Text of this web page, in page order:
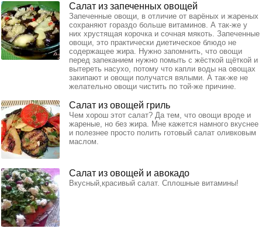
Салат из запеченных овощей
Запеченные овощи, в отличие от варёных и жареных
сохраняют гораздо больше витаминов. А так-же у
них хрустящая корочка и сочная мякоть. Запеченные
овощи, это практически диетическое блюдо не
содержащее жира. Нужно запомнить, что овощи
перед запеканием нужно помыть с жёсткой щёткой и
вытереть насухо, потому что капли воды на овощах
закипают и овощи получатся вялыми. А так-же не
желательно овощи чистить по той-же причине.
Салат из овощей гриль
Чем хорош этот салат? Да тем, что овощи вроде и
жареные, но без жира. Мне кажется намного вкуснее
и полезнее просто полить готовый салат оливковым
маслом.
Салат из овощей и авокадо
Вкусный,красивый салат. Сплошные витамины!